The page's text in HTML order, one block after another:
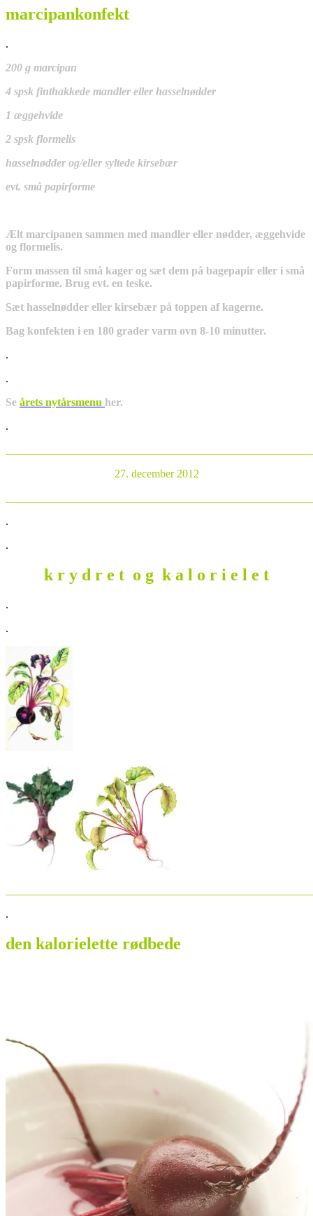
marcipankonfekt
.
200 g marcipan
4 spsk finthakkede mandler eller hasselnødder
1 æggehvide
2 spsk flormelis
hasselnødder og/eller syltede kirsebær
evt. små papirforme
Ælt marcipanen sammen med mandler eller nødder, æggehvide
og flormelis.
Form massen til små kager og sæt dem på bagepapir eller i små
papirforme. Brug evt. en teske.
Sæt hasselnødder eller kirsebær på toppen af kagerne.
Bag konfekten i en 180 grader varm ovn 8-10 minutter.
.
.
Se årets nytårsmenu her.
.
27. december 2012
.
.
k r y d r e t o g k a l o r i e l e t
.
.
.
den kalorielette rødbede